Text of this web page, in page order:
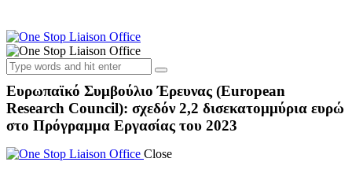
Ευρωπαϊκό Συμβούλιο Έρευνας (European
Research Council): σχεδόν 2,2 δισεκατομμύρια ευρώ
στο Πρόγραμμα Εργασίας του 2023
Close